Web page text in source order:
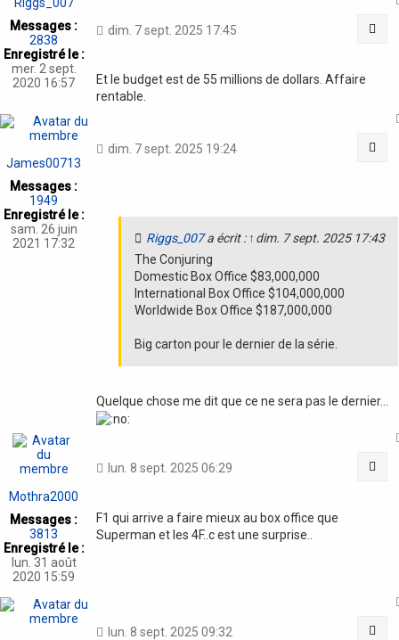
Messages :
2838
Enregistré le :
mer. 2 sept.
2020 16:57
dim. 7 sept. 2025 17:45
Et le budget est de 55 millions de dollars. Affaire
rentable.
James00713
Messages :
1949
Enregistré le :
sam. 26 juin
2021 17:32
dim. 7 sept. 2025 19:24
Riggs_007a écrit : ↑ dim. 7 sept. 2025 17:43
The Conjuring
Domestic Box Office $83,000,000
International Box Office $104,000,000
Worldwide Box Office $187,000,000
Big carton pour le dernier de la série.
Quelque chose me dit que ce ne sera pas le dernier...
Mothra2000
Messages :
3813
Enregistré le :
lun. 31 août
2020 15:59
lun. 8 sept. 2025 06:29
F1 qui arrive a faire mieux au box office que
Superman et les 4F..c est une surprise..
lun. 8 sept. 2025 09:32